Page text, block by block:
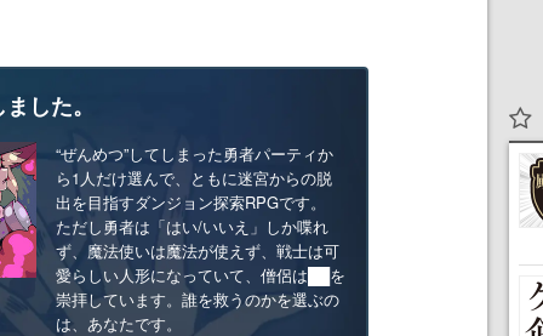
した。
“ぜんめつ”してしまった勇者パーティか
ら1人だけ選んで、ともに迷宮からの脱
出を目指すダンジョン探索RPGです。
ただし勇者は「はい/いいえ」しか喋れ
ず、魔法使いは魔法が使えず、戦士は可
愛らしい人形になっていて、僧侶は██を
崇拝しています。誰を救うのかを選ぶの
は、あなたです。